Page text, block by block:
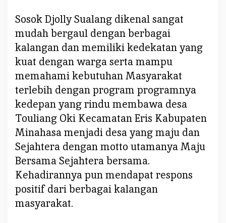
i
S
r
t
a
P
i
b
a
d
i
a
n
Sosok Djolly Sualang dikenal sangat
mudah bergaul dengan berbagai
kalangan dan memiliki kedekatan yang
kuat dengan warga serta mampu
memahami kebutuhan Masyarakat
terlebih dengan program programnya
kedepan yang rindu membawa desa
Touliang Oki Kecamatan Eris Kabupaten
Minahasa menjadi desa yang maju dan
Sejahtera dengan motto utamanya Maju
Bersama Sejahtera bersama.
Kehadirannya pun mendapat respons
positif dari berbagai kalangan
masyarakat.